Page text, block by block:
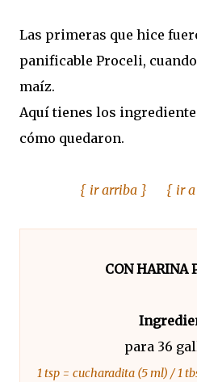
Las primeras que hice
panificable Proceli,
maíz.
Aquí tienes los
cómo quedaron.
{ ir arriba } { ir
CON HARINA
para 36
1 tsp = cucharadita (5 ml) / 1